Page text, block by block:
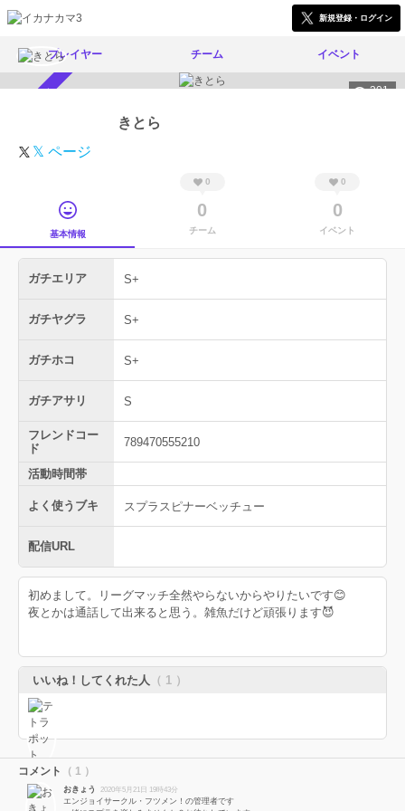
新規登録・ログイン
プレイヤー チーム イベント
301
きとら
𝕏 ページ
基本情報
0
0
チーム
0
0
イベント
ガチエリア S+
ガチヤグラ S+
ガチホコ S+
ガチアサリ S
フレンドコー
ド
789470555210
活動時間帯
よく使うブキ スプラスピナーベッチュー
配信URL
初めまして。リーグマッチ全然やらないからやりたいです😊
夜とかは通話して出来ると思う。雑魚だけど頑張ります😈
いいね！してくれた人 （ 1 ）
コメント （ 1 ）
おきょう 2020年5月21日 19時43分
エンジョイサークル・フツメン！の管理者です